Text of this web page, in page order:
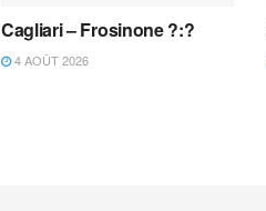
Cagliari – Frosinone ?:?
4 AOÛT 2026